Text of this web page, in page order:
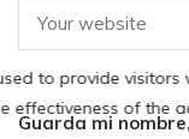
Guarda mi